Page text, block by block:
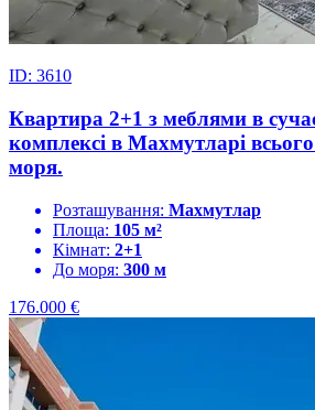
ID: 3610
Квартира 2+1 з меблями в
комплексі в Махмутларі всього
моря.
Розташування: Махмутлар
Площа: 105 м²
Кімнат: 2+1
До моря: 300 м
176.000 €